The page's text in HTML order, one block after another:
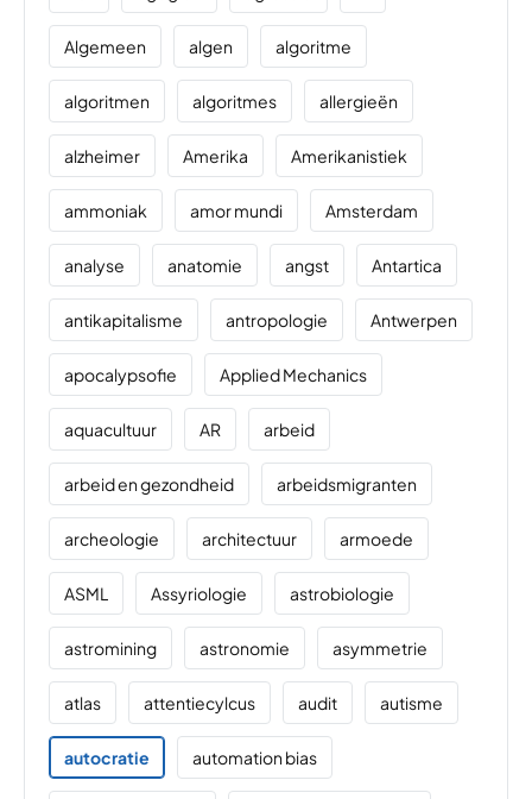
Algemeen algen algoritme
algoritmen algoritmes allergieën
alzheimer Amerika Amerikanistiek
ammoniak amor mundi Amsterdam
analyse anatomie angst Antartica
antikapitalisme antropologie Antwerpen
apocalypsofie Applied Mechanics
aquacultuur AR arbeid
arbeid en gezondheid arbeidsmigranten
archeologie architectuur armoede
ASML Assyriologie astrobiologie
astromining astronomie asymmetrie
atlas attentiecylcus audit autisme
autocratie automation bias